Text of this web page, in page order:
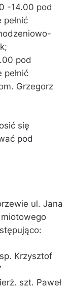
-14.00 pod
pod
Grzegorz
się
pod
ul. Jana
Krzysztof
szt. Paweł